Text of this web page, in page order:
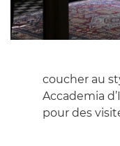
coucher au
Accademia
pour des